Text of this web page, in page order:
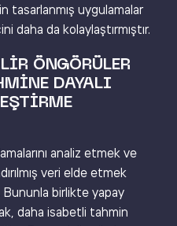
tasarlanmış uygulamalar
daha da kolaylaştırmıştır.
ÖNGÖRÜLER
DAYALI
analiz etmek ve
veri elde etmek
birlikte yapay
daha isabetli tahmin